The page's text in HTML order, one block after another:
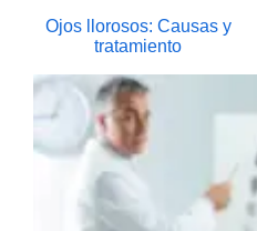
Ojos llorosos: Causas y
tratamiento